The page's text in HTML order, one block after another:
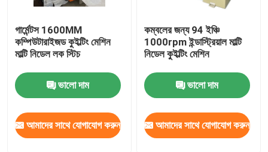
গার্মেন্টস 1600MM
কম্পিউটারাইজড কুইল্টিং মেশিন
মাল্টি নিডেল লক স্টিচ
ভালো দাম
আমাদের সাথে যোগাযোগ করুন
কম্বলের জন্য 94 ইঞ্চি
1000rpm ইন্ডাস্ট্রিয়াল মাল্টি
নিডেল কুইল্টিং মেশিন
ভালো দাম
আমাদের সাথে যোগাযোগ করুন